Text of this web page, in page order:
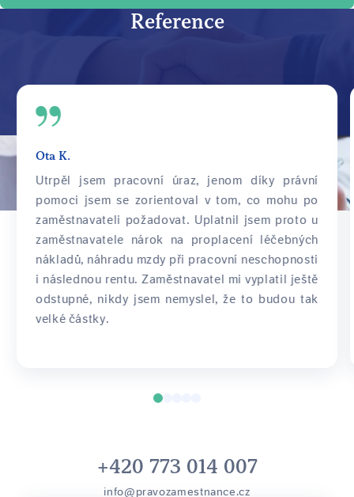
Reference
Ota K.
Utrpěl jsem pracovní úraz, jenom díky právní
pomoci jsem se zorientoval v tom, co mohu po
zaměstnavateli požadovat. Uplatnil jsem proto u
zaměstnavatele nárok na proplacení léčebných
nákladů, náhradu mzdy při pracovní neschopnosti
i následnou rentu. Zaměstnavatel mi vyplatil ještě
odstupné, nikdy jsem nemyslel, že to budou tak
velké částky.
+420 773 014 007
info@pravozamestnance.cz